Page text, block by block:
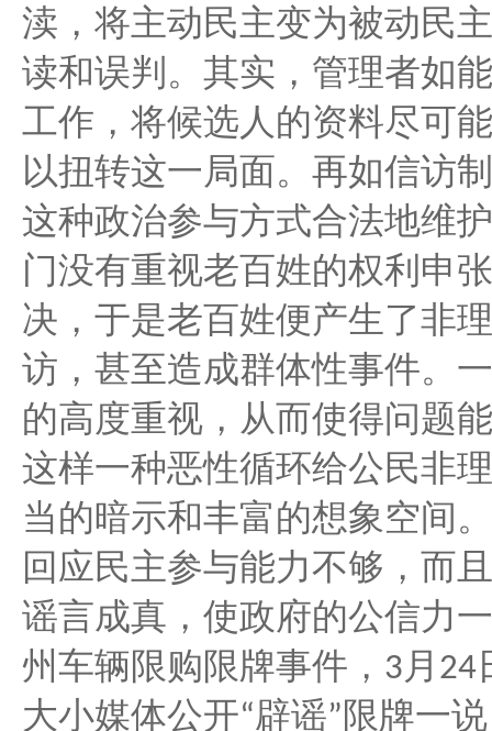
渎，将主动民主变为被动民
读和误判。其实，管理者如
工作，将候选人的资料尽可
以扭转这一局面。再如信访
这种政治参与方式合法地维
门没有重视老百姓的权利申
决，于是老百姓便产生了非
访，甚至造成群体性事件。
的高度重视，从而使得问题
这样一种恶性循环给公民非
当的暗示和丰富的想象空间
回应民主参与能力不够，而
谣言成真，使政府的公信力
州车辆限购限牌事件， 3 月 24
大小媒体公开“辟谣” 限牌一